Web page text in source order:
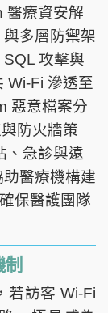
醫療資安解
多層防禦架
攻擊與
Wi-Fi 滲透至
惡意檔案分
防火牆策
、急診與遠
醫療機構建
保醫護團隊
若訪客 Wi-Fi